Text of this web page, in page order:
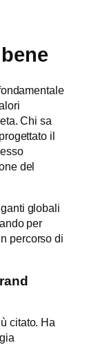
Chi sa
il
del
globali
per
percorso di
citato. Ha